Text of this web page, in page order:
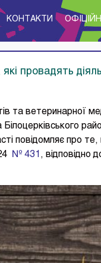
КОНТАКТИ
провадять
та ветеринарної
повідомляє про
№ 431 , відповідно